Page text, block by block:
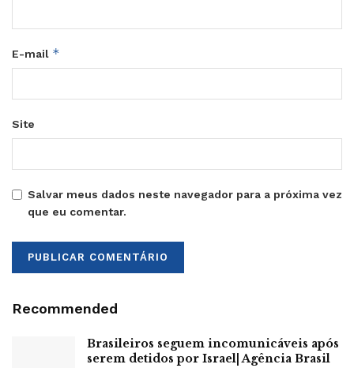
E-mail *
Site
Salvar meus dados neste navegador para a próxima vez
que eu comentar.
Recommended
Brasileiros seguem incomunicáveis após
serem detidos por Israel| Agência Brasil